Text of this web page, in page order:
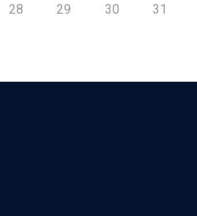
28 29 30 31